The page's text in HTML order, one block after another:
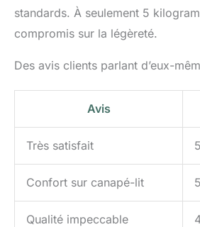
standards. À seulement 5
compromis sur la légèreté.
Des avis clients parlant d’eux-
Avis
Très satisfait
Confort sur canapé-lit
Qualité impeccable